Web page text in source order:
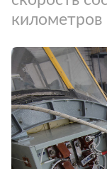
километров